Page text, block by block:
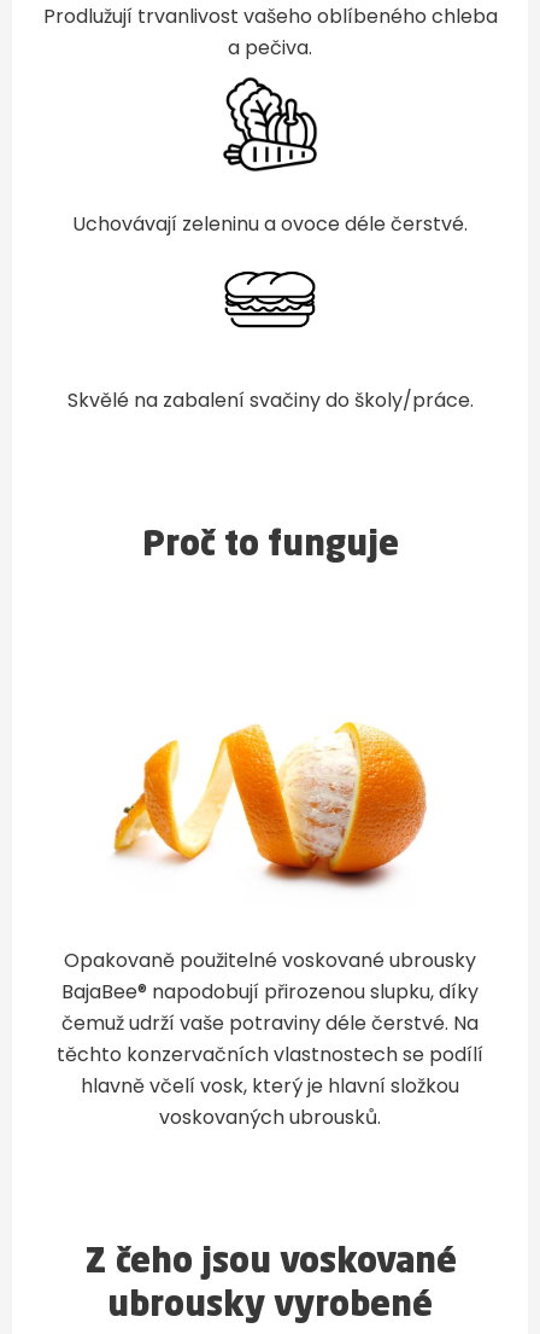
Prodlužují trvanlivost vašeho oblíbeného chleba
a pečiva.
Uchovávají zeleninu a ovoce déle čerstvé.
Skvělé na zabalení svačiny do školy/práce.
Proč to funguje
Opakovaně použitelné voskované ubrousky
BajaBee® napodobují přirozenou slupku, díky
čemuž udrží vaše potraviny déle čerstvé. Na
těchto konzervačních vlastnostech se podílí
hlavně včelí vosk, který je hlavní složkou
voskovaných ubrousků.
Z čeho jsou voskované
ubrousky vyrobené